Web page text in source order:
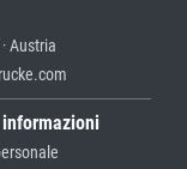
Austria